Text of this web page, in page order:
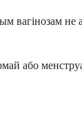
не
або